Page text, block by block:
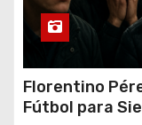
Florentino
Fútbol para